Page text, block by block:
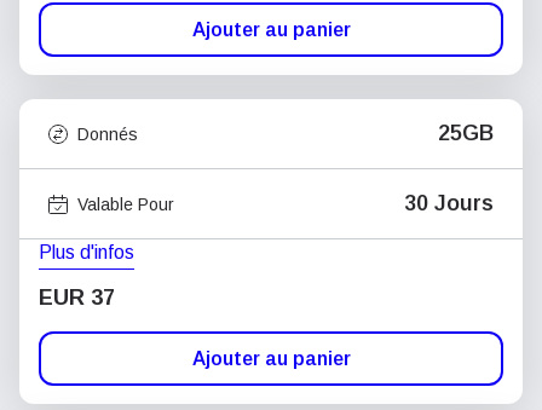
Ajouter au panier
Donnés 25GB
Valable Pour 30 Jours
Plus d'infos
EUR 37
Ajouter au panier